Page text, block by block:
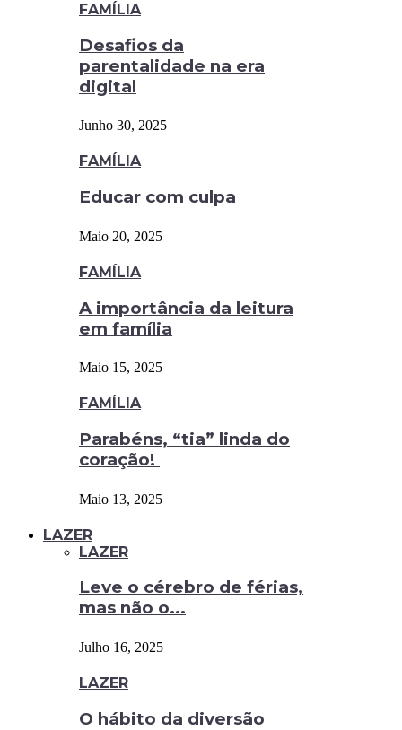
FAMÍLIA
Desafios da
parentalidade na era
digital
Junho 30, 2025
FAMÍLIA
Educar com culpa
Maio 20, 2025
FAMÍLIA
A importância da leitura
em família
Maio 15, 2025
FAMÍLIA
Parabéns, “tia” linda do
coração!
Maio 13, 2025
LAZER
LAZER
Leve o cérebro de férias,
mas não o...
Julho 16, 2025
LAZER
O hábito da diversão